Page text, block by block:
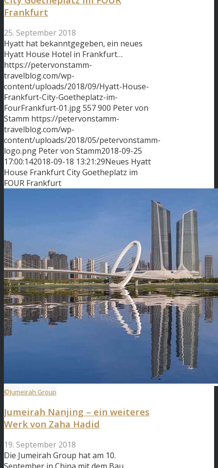
Frankfurt
25. September 2018
Hyatt hat bekanntgegeben, ein neues
Hyatt House Hotel in Frankfurt…
https://petervonstamm-
travelblog.com/wp-
content/uploads/2018/09/Hyatt-House-
Frankfurt-City-Goetheplatz-im-
FourFrankfurt-01.jpg557900 Peter von
Stamm https://petervonstamm-
travelblog.com/wp-
content/uploads/2018/05/petervonstamm-
logo.png Peter von Stamm2018-09-25
17:00:142018-09-18 13:21:29Neues Hyatt
House Frankfurt City Goetheplatz im
FOUR Frankfurt
©Jumeirah Group
Jumeirah Nanjing – ein weiteres
Werk von Zaha Hadid
19. September 2018
Die Jumeirah Group hat am 10.